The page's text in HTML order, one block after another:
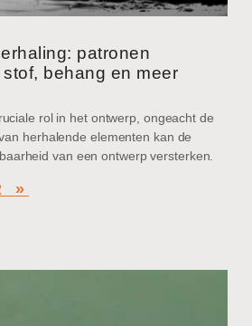
patronen
behang en meer
rol in het ontwerp, ongeacht de
herhalende elementen kan de
van een ontwerp versterken.
»